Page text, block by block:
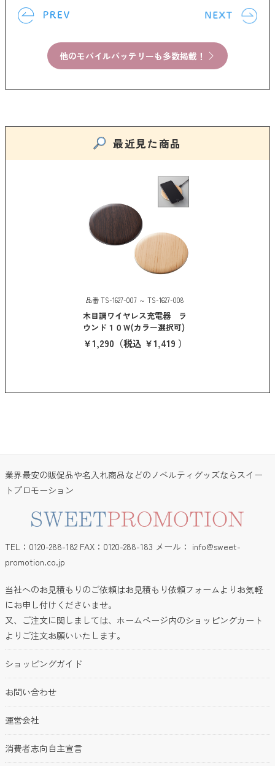
他のモバイルバッテリーも多数掲載！
最近見た商品
品番 TS-1627-007 ～ TS-1627-008
木目調ワイヤレス充電器 ラ
ウンド１０Ｗ(カラー選択可)
￥1,290 （税込 ￥1,419 ）
業界最安の販促品や名入れ商品などのノベルティグッズならスイー
トプロモーション
TEL：0120-288-182 FAX：0120-288-183 メール： info@sweet-
promotion.co.jp
当社へのお見積もりのご依頼はお見積もり依頼フォームよりお気軽
にお申し付けくださいませ。
又、ご注文に関しましては、ホームページ内のショッピングカート
よりご注文お願いいたします。
ショッピングガイド
お問い合わせ
運営会社
消費者志向自主宣言